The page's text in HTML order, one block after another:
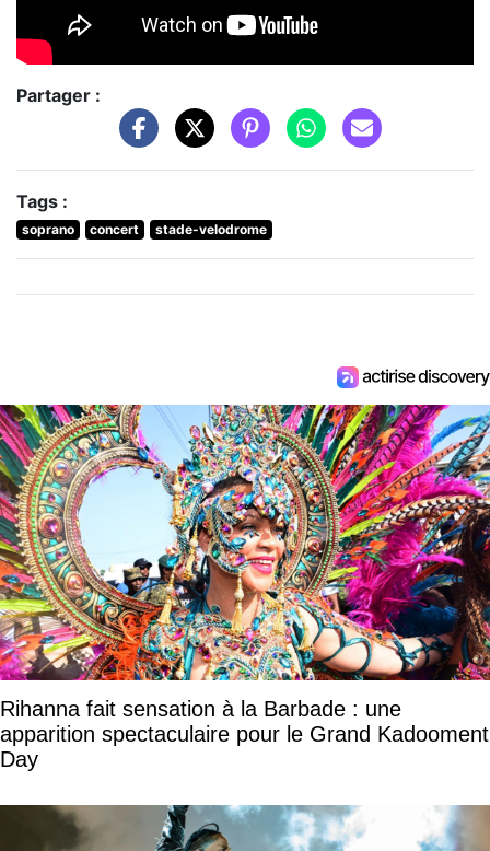
Partager :
Tags :
soprano concert stade-velodrome
Rihanna fait sensation à la Barbade : une
apparition spectaculaire pour le Grand Kadooment
Day